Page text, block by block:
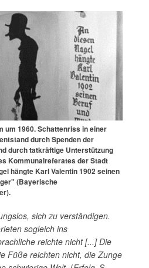
um 1960. Schattenriss in einer
durch Spenden der
durch tatkräftige Unterstützung
Kommunalreferates der Stadt
hängte Karl Valentin 1902 seinen
(Bayerische
sich zu verständigen.
sogleich ins
reichte nicht [...] Die
Füße reichten nicht, die Zunge